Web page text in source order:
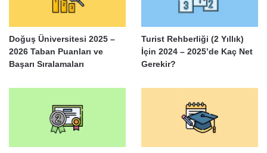
Doğuş Üniversitesi 2025 –
2026 Taban Puanları ve
Başarı Sıralamaları
Turist Rehberliği (2 Yıllık)
İçin 2024 – 2025’de Kaç Net
Gerekir?